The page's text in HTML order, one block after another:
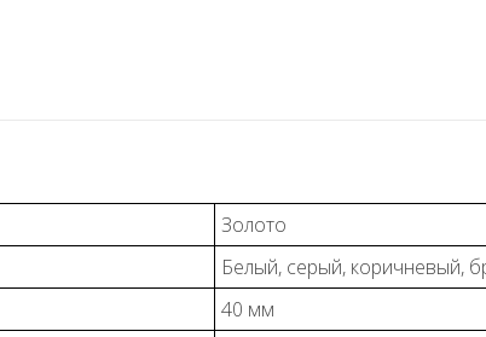
Золото
Белый, серый, коричневый,
40 мм